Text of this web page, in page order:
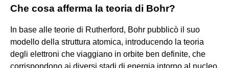
Che cosa afferma la teoria di Bohr?
In base alle teorie di Rutherford, Bohr pubblicò il suo
modello della struttura atomica, introducendo la teoria
degli elettroni che viaggiano in orbite ben definite, che
corrispondono ai diversi stadi di energia intorno al nucleo